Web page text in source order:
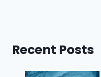
Recent Posts